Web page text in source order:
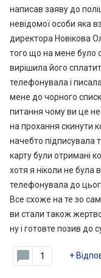
написав заяву до
невідомої особи яка
директора Новікова
того що на мене було
вирішила його
телефонувала і
мене до чорного
питання чому ви це
на прохання скинути
начебто підписувала
карту були отримані
хотя я ніколи не була
телефонувала до
Все схоже на те зо
ви стали також
ну і готовте позив до
1 +